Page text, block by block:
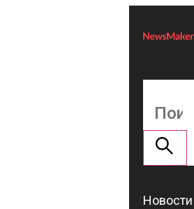
Новости